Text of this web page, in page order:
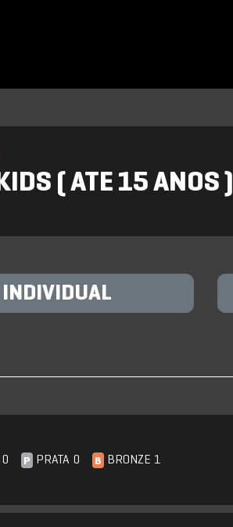
( ATE 15 ANOS )
INDIVIDUAL
0 P PRATA 0 B BRONZE 1